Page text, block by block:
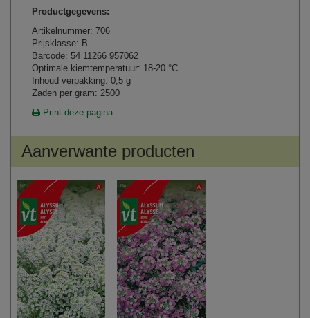
Productgegevens:
Artikelnummer: 706
Prijsklasse: B
Barcode: 54 11266 957062
Optimale kiemtemperatuur: 18-20 °C
Inhoud verpakking: 0,5 g
Zaden per gram: 2500
Print deze pagina
Aanverwante producten